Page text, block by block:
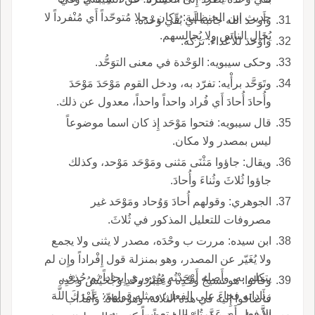
حديث ابن الحنظلية: وكان رجلا مُتوحّداً أَي مُنْفرداً لا
يُخالِ الناس ولا يُجالِسهم.
وأَوحد الله جانبه أَي بُقِّي وَحْدَه.
وأَوْحَدَ للأَعْداء: تركه.
وحكى سيبويه: الوَحْدة في معنى التوَحُّد.
وتَوَحَّد برأْيه: تفرّد به، ودخل القوم مَوْحَدَ مَوْحَدَ
وأُحادَ أُحادَ أَي فُراد واحداً واحداً، معدول عن ذلك.
قال سيبويه: فتحوا مَوْحَد إِذ كان اسما موضوعاً
ليس بمصدر ولا مكان.
ويقال: جاؤوا مَثْنَى مَثنى ومَوْحَد مَوْحد، وكذلك
جاؤوا ثُلاثَ وثُناءَ وأُحادَ.
الجوهري: وقولهم أُحادَ وَوُحاد ومَوْحَد غير
مصروفات للتعليل المذكور في ثُلاثَ.
ابن سيده: مررت ب وحْدَه، مصدر لا يثنى ولا يجمع
ولا يُغَيّر عن المصدر، وهو بمنزلة قول إِفْراداً وإِن لم
يتكلم به، وأَصله أَوْحَدْتُه بِمُروري إِيحاداً ثم حُذِف
زياداته فجاءَ على الفعل؛ ومثله قولهم: عَمْرَكَ اللَّهَ
وقالوا: هو نسيجُ وحْدِه وعُيَبْرُ وحْدِ وجْحَيْشُ وحْدِه
فأَضافوا إِليه في هذه الثلاثة، وهو شاذّ؛ وأَما اب